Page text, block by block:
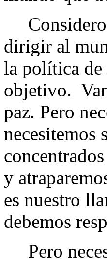
Considero
dirigir al
la política de
objetivo.
paz. Pero
necesitemos
y
es nuestro
debemos
Pero